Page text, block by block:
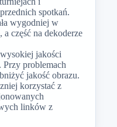
spotkań.
wygodniej w
część na dekoderze
jakości
Przy problemach
jakość obrazu.
korzystać z
linków z